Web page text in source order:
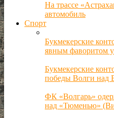
На трассе
автомобиль
Спорт
Букмекерские
явным фаворитом
Букмекерские
победы Волги над
ФК «Волгарь»
над «Тюменью»